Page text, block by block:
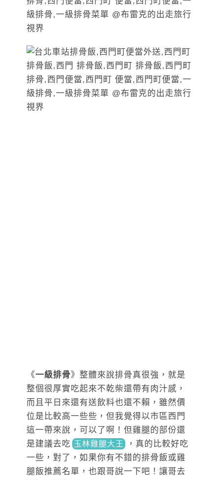
《一級排骨》整體來說排骨真很強，就是
整個很厚實吃起來不乾柴還帶有肉汁感，
而且平日來還有送飲料也還不賴，雖然價
位是比較高一些些，但我覺得以市區西門
這一帶來說，可以了啊！但雞腿的部份還
是建議去吃 玉林雞腿大王
，真的比較好吃
一些，對了，如果你有不錯的排骨飯或雞
腿飯推薦名單，也跟哥說一下吧！讓哥去